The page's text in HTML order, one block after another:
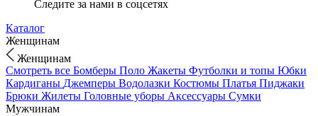
Следите за нами в соцсетях
Каталог
Женщинам
Женщинам
Смотреть все Бомберы Поло Жакеты Футболки и топы Юбки
Кардиганы Джемперы Водолазки Костюмы Платья Пиджаки
Брюки Жилеты Головные уборы Аксессуары Сумки
Мужчинам